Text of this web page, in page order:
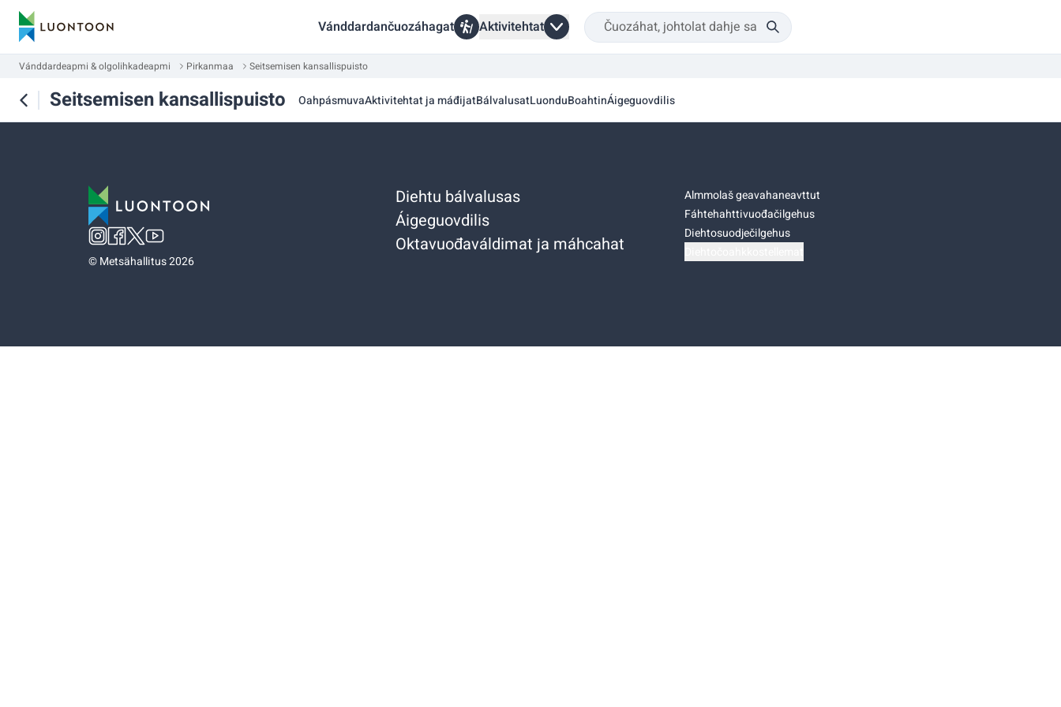
Vánddardančuozáhagat Aktivitehtat
Vánddardeapmi & olgolihkadeapmi Pirkanmaa Seitsemisen kansallispuisto
Seitsemisen kansallispuisto OahpásmuvaAktivitehtat ja máđijatBálvalusatLuonduBoahtinÁigeguovdilis
©Metsähallitus 2026
Diehtu bálvalusas
Áigeguovdilis
Oktavuođaváldimat ja máhcahat
Almmolaš geavahaneavttut
Fáhtehahttivuođačilgehus
Diehtosuodječilgehus